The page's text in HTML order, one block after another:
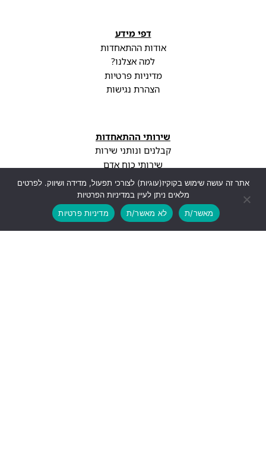
דפי מידע
אודות ההתאחדות
למה אצלנו?
מדיניות פרטיות
הצהרת נגישות
שירותי ההתאחדות
קבלנים ונותני שירות
שירותי כוח אדם
פודקאסט
עדכונים וחדשות
אתר זה עושה שימוש בקוקיז(עוגיות) לצורכי תפעול, מדידה ושיווק. לפרטים
מלאים ניתן לעיין במדיניות הפרטיות
מאשר/ת
לא מאשר/ת מדיניות פרטיות